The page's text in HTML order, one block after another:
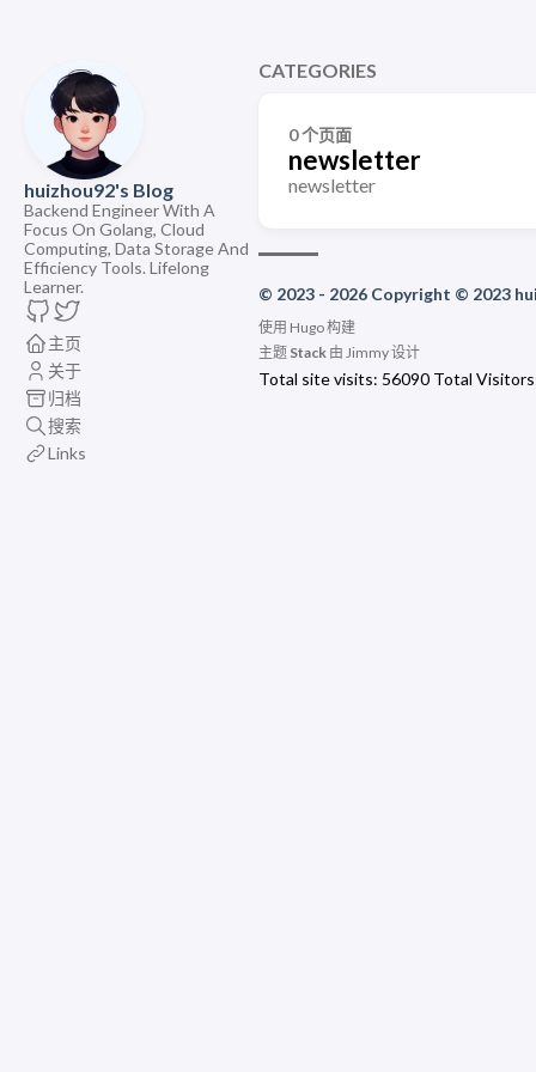
huizhou92's Blog
Backend Engineer With A
Focus On Golang, Cloud
Computing, Data Storage And
Efficiency Tools. Lifelong
Learner.
主页
关于
归档
搜索
Links
CATEGORIES
0 个页面
newsletter
newsletter
© 2023 - 2026 Copyright © 2023
使用 Hugo构建
主题 Stack由 Jimmy设计
Total site visits: 56090 Total